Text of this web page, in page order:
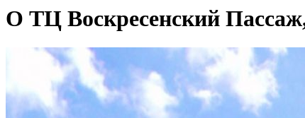
О ТЦ Воскресенский